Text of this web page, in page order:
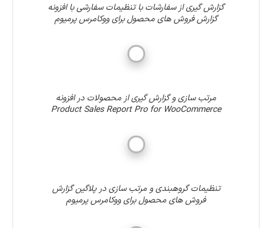
گزارش گیری از سفارشات با تنظیمات سفارشی با افزونه
گزارش فروش های محصول برای ووکامرس پرمیوم
مرتب سازی و گزارش گیری از محصولات در افزونه
Product Sales Report Pro for WooCommerce
تنظیمات گروهبندی و مرتب سازی در پلاگین گزارش
فروش های محصول برای ووکامرس پرمیوم